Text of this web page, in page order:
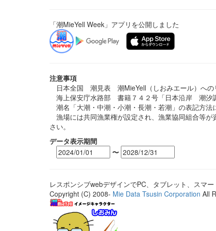
「潮MieYell Week」アプリを公開しました
注意事項
日本全国 潮見表 潮MieYell（しおみエール）への
海上保安庁水路部 書籍７４２号「日本沿岸 潮汐
潮名「大潮・中潮・小潮・長潮・若潮」の表記方法
漁場には共同漁業権が設定され、漁業協同組合等
さい。
データ表示期間
〜
レスポンシブwebデザインでPC、タブレット、スマ
Copyright (C) 2008- Mie Data Tsusin Corporation All